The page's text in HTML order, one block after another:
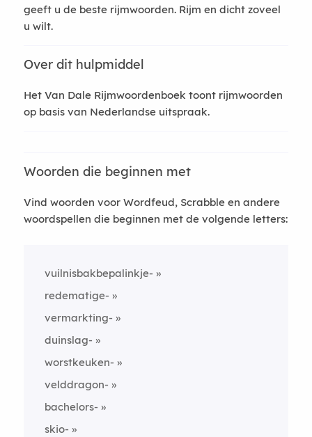
geeft u de beste rijmwoorden. Rijm en dicht zoveel
u wilt.
Over dit hulpmiddel
Het Van Dale Rijmwoordenboek toont rijmwoorden
op basis van Nederlandse uitspraak.
Woorden die beginnen met
Vind woorden voor Wordfeud, Scrabble en andere
woordspellen die beginnen met de volgende letters:
vuilnisbakbepalinkje-
redematige-
vermarkting-
duinslag-
worstkeuken-
velddragon-
bachelors-
skio-